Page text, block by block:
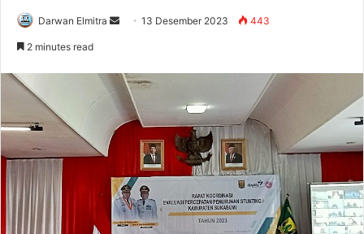
Darwan Elmitra
Send13 Desember 2023 443
2 minutes read